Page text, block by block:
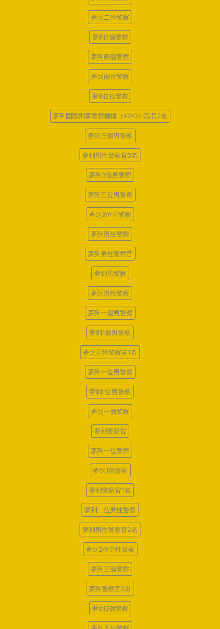
夢到二位警察
夢到2個警察
夢到兩個警察
夢到兩位警察
夢到2位警察
夢到国際刑事警察機構（ICPO）職員2名
夢到三個男警察
夢到男性警察官3名
夢到3個男警察
夢到三位男警察
夢到3位男警察
夢到男生警察
夢到男性警察官
夢到男警察
夢到男性警察
夢到一個男警察
夢到1個男警察
夢到男性警察官1名
夢到一位男警察
夢到1位男警察
夢到一個警察
夢到警察官
夢到一位警察
夢到1個警察
夢到警察官1名
夢到二位男性警察
夢到男性警察官2名
夢到2位男性警察
夢到三個警察
夢到警察官3名
夢到3個警察